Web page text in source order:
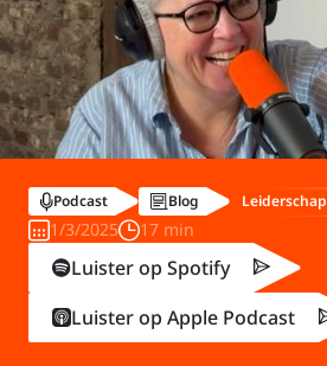
Podcast Blog Leiderschap
1/3/2025 17 min
Luister op Spotify
Luister op Apple Podcast